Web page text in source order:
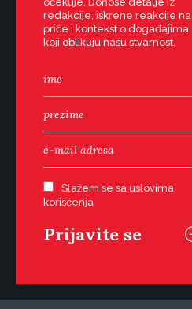
redakcije, iskrene reakcije na
priče i kontekst o događajima
koji oblikuju našu stvarnost.
Slažem se sa uslovima
korišćenja